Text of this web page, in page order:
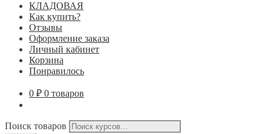
КЛАДОВАЯ
Как купить?
Отзывы
Оформление заказа
Личный кабинет
Корзина
Понравилось
0 ₽ 0 товаров
Поиск товаров